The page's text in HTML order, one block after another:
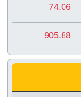
74.06
905.88